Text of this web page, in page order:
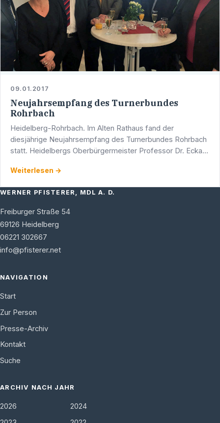
09.01.2017
Neujahrsempfang des Turnerbundes
Rohrbach
Heidelberg-Rohrbach. Im Alten Rathaus fand der
diesjährige Neujahrsempfang des Turnerbundes Rohrbach
statt. Heidelbergs Oberbürgermeister Professor Dr. Eckart
Horsch …
Weiterlesen →
WERNER PFISTERER, MDL A. D.
Freiburger Straße 54
69126 Heidelberg
06221 302667
info@pfisterer.net
NAVIGATION
Start
Zur Person
Presse-Archiv
Kontakt
Suche
ARCHIV NACH JAHR
2026
2024